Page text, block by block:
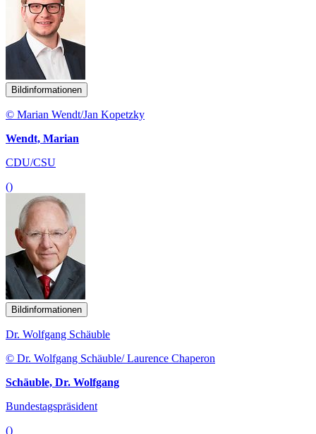
Bildinformationen
© Marian Wendt/Jan Kopetzky
Wendt, Marian
CDU/CSU
()
Bildinformationen
Dr. Wolfgang Schäuble
© Dr. Wolfgang Schäuble/ Laurence Chaperon
Schäuble, Dr. Wolfgang
Bundestagspräsident
()